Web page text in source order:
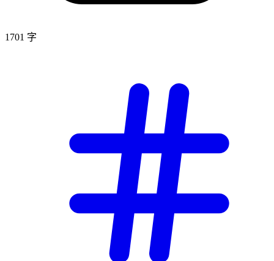
1701 字